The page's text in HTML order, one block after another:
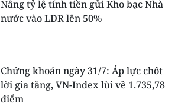
Nâng tỷ lệ tính tiền gửi Kho bạc Nhà
nước vào LDR lên 50%
Chứng khoán ngày 31/7: Áp lực chốt
lời gia tăng, VN-Index lùi về 1.735,78
điểm